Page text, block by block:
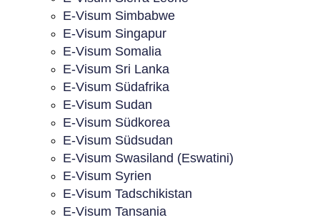
E-Visum Simbabwe
E-Visum Singapur
E-Visum Somalia
E-Visum Sri Lanka
E-Visum Südafrika
E-Visum Sudan
E-Visum Südkorea
E-Visum Südsudan
E-Visum Swasiland (Eswatini)
E-Visum Syrien
E-Visum Tadschikistan
E-Visum Tansania